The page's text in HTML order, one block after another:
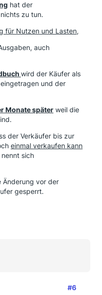
hat der
zu tun.
für Nutzen und Lasten,
auch
wird der Käufer als
und der
Monate später weil die
der Verkäufer bis zur
einmal verkaufen kann
sich
Änderung vor der
gesperrt.
#6